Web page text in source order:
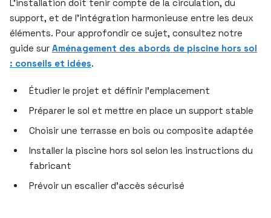
L’installation doit tenir compte de la circulation, du
support, et de l’intégration harmonieuse entre les deux
éléments. Pour approfondir ce sujet, consultez notre
guide sur Aménagement des abords de piscine hors sol
: conseils et idées.
Étudier le projet et définir l’emplacement
Préparer le sol et mettre en place un support stable
Choisir une terrasse en bois ou composite adaptée
Installer la piscine hors sol selon les instructions du
fabricant
Prévoir un escalier d’accès sécurisé